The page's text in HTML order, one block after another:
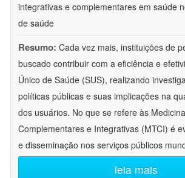
integrativas e complementares em saúde
de saúde
Resumo: Cada vez mais, instituições de
buscado contribuir com a eficiência e
Único de Saúde (SUS), realizando
políticas públicas e suas implicações na
dos usuários. No que se refere às
Complementares e Integrativas (MTCI) é
e disseminação nos serviços públicos
leia mais